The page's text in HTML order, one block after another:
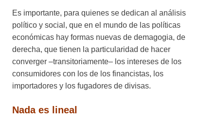
Es importante, para quienes se dedican al análisis
político y social, que en el mundo de las políticas
económicas hay formas nuevas de demagogia, de
derecha, que tienen la particularidad de hacer
converger –transitoriamente– los intereses de los
consumidores con los de los financistas, los
importadores y los fugadores de divisas.
Nada es lineal